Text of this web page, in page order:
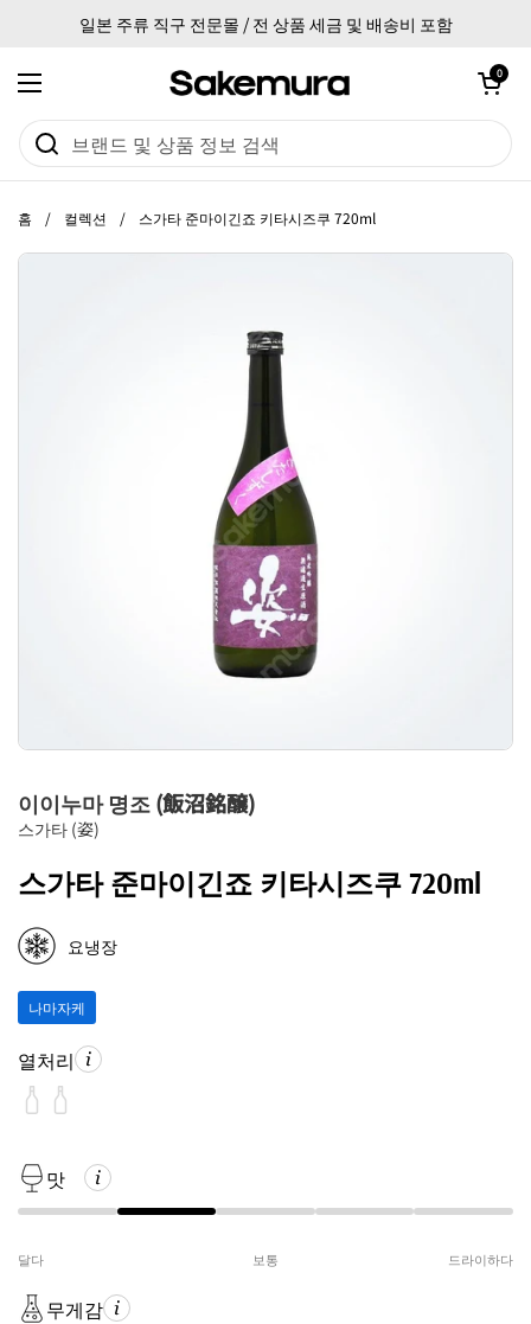
일본 주류 직구 전문몰 / 전 상품 세금 및 배송비 포함
메뉴 열기
카트 열기
0
홈 / 컬렉션 / 스가타 준마이긴죠 키타시즈쿠 720ml
이이누마 명조 (飯沼銘醸)
스가타 (姿)
스가타 준마이긴죠 키타시즈쿠 720ml
요냉장
나마자케
열처리
맛
달다 보통 드라이하다
무게감